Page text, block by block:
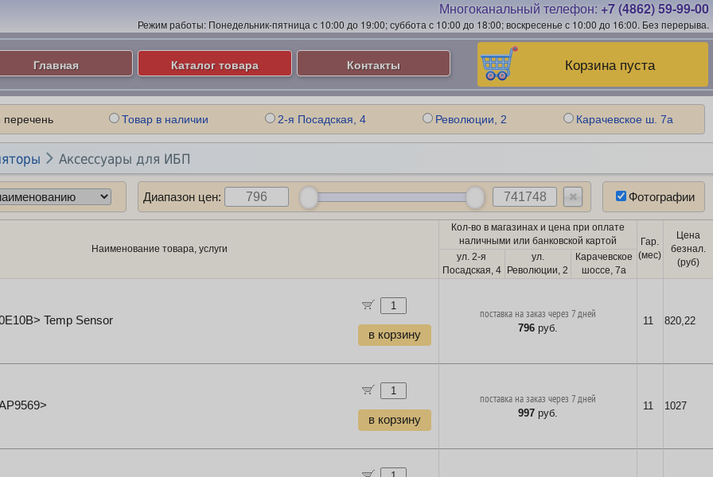
Многоканальный телефон: +7 (4862) 59-99-00
Режим работы: Понедельник-пятница с 10:00 до 19:00; суббота с 10:00 до 18:00; воскресенье с 10:00 до 16:00. Без перерыва.
Корзина пуста
Главная Каталог товара Контакты
Товар в наличии 2-я Посадская, 4 Революции, 2 Карачевское ш. 7а
 Аксессуары для ИБП
Диапазон цен: Фотографии
Наименование товара, услуги
Кол-во в магазинах и цена при оплате
наличными или банковской картой
Гар.
(мес)
Цена
безнал.
(руб)
ул. 2-я
Посадская, 4
ул.
Революции, 2
Карачевское
шоссе, 7а
Temp Sensor
в корзину
поставка на заказ через 7 дней
796руб.
11 820,22
в корзину
поставка на заказ через 7 дней
997руб.
11 1027